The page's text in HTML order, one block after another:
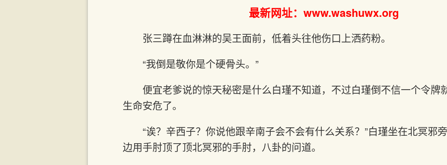
最新网址：www.washuwx.org
张三蹲在血淋淋的吴王面前，低着头往他伤口上洒药粉。
“我倒是敬你是个硬骨头。”
便宜老爹说的惊天秘密是什么白瑾不知道，不过白瑾倒不信一个令牌
生命安危了。
“诶？辛西子？你说他跟辛南子会不会有什么关系？”白瑾坐在北冥邪
边用手肘顶了顶北冥邪的手肘，八卦的问道。